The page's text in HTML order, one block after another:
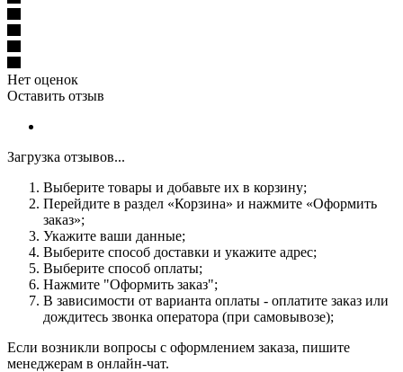
Нет оценок
Оставить отзыв
Загрузка отзывов...
Выберите товары и добавьте их в корзину;
Перейдите в раздел «Корзина» и нажмите «Оформить
заказ»;
Укажите ваши данные;
Выберите способ доставки и укажите адрес;
Выберите способ оплаты;
Нажмите "Оформить заказ";
В зависимости от варианта оплаты - оплатите заказ или
дождитесь звонка оператора (при самовывозе);
Если возникли вопросы с оформлением заказа, пишите
менеджерам в онлайн-чат.